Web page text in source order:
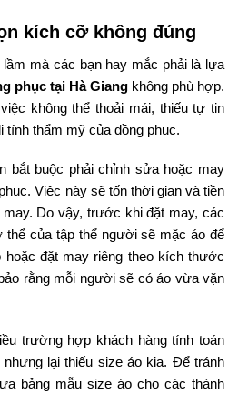
kích cỡ không đúng
mà các bạn hay mắc phải là lựa
phục tại Hà Giang không phù hợp.
không thể thoải mái, thiếu tự tin
tính thẩm mỹ của đồng phục.
bắt buộc phải chỉnh sửa hoặc may
Việc này sẽ tốn thời gian và tiền
Do vậy, trước khi đặt may, các
của tập thể người sẽ mặc áo để
đặt may riêng theo kích thước
rằng mỗi người sẽ có áo vừa vặn
trường hợp khách hàng tính toán
lại thiếu size áo kia. Để tránh
bảng mẫu size áo cho các thành